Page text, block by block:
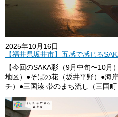
2025年10月16日
【福井県坂井市】五感で感じる
【今回のSAKA彩（9月中旬〜10
地区）●そばの花（坂井平野）●海
チ）●三国湊 帯のまち流し（三国町